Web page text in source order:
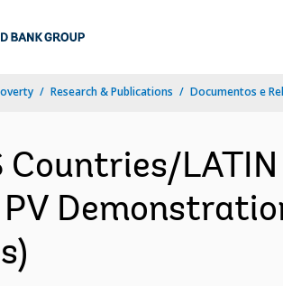
Research & Publications Documentos e
Countries/